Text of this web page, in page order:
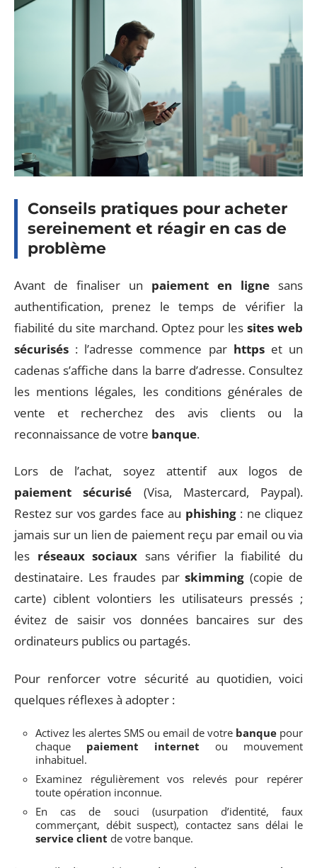
Conseils pratiques pour acheter
sereinement et réagir en cas de
problème
Avant de finaliser un paiement en ligne sans
authentification, prenez le temps de vérifier la
fiabilité du site marchand. Optez pour les sites web
sécurisés : l’adresse commence par httpset un
cadenas s’affiche dans la barre d’adresse. Consultez
les mentions légales, les conditions générales de
vente et recherchez des avis clients ou la
reconnaissance de votre banque.
Lors de l’achat, soyez attentif aux logos de
paiement sécurisé (Visa, Mastercard, Paypal).
Restez sur vos gardes face au phishing: ne cliquez
jamais sur un lien de paiement reçu par email ou via
les réseaux sociaux sans vérifier la fiabilité du
destinataire. Les fraudes parskimming (copie de
carte) ciblent volontiers les utilisateurs pressés ;
évitez de saisir vos données bancaires sur des
ordinateurs publics ou partagés.
Pour renforcer votre sécurité au quotidien, voici
quelques réflexes à adopter :
Activez les alertes SMS ou email de votre banque pour
chaque paiement internet ou mouvement
inhabituel.
Examinez régulièrement vos relevés pour repérer
toute opération inconnue.
En cas de souci (usurpation d’identité, faux
commerçant, débit suspect), contactez sans délai le
service client de votre banque.